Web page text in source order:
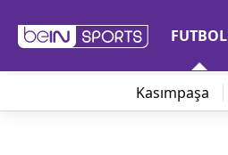
FUTBOL
Kasımpaşa